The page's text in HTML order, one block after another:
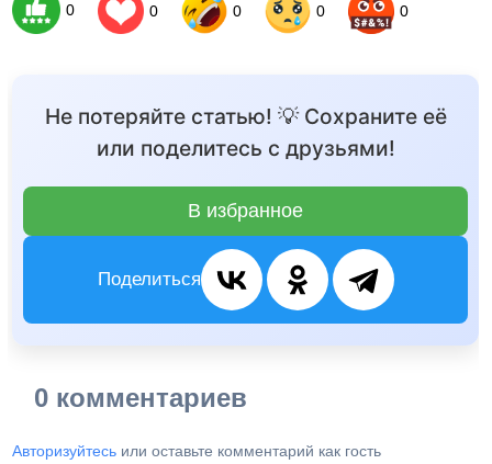
0 0 0 0 0
Не потеряйте статью! 💡 Сохраните её
или поделитесь с друзьями!
В избранное
Поделиться
0 комментариев
Авторизуйтесь или оставьте комментарий как гость